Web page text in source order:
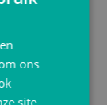
ons
site